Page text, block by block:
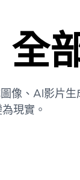
像、AI影片生
現實。